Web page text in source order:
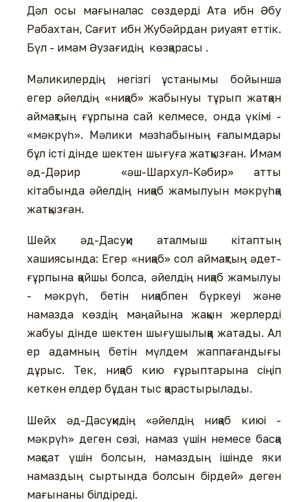
Дәл осы мағыналас сөздерді Ата ибн Әбу
Рабахтан, Сағит ибн Жубәйрдан риуаят еттік.
Бүл - имам Әузағидің көзқарасы .
Мәликилердің негізгі ұстанымы бойынша
егер әйелдің «ниқаб» жабынуы тұрып жатқан
аймақтың ғұрпына сай келмесе, онда үкімі -
«мәкрүһ». Мәлики мәзһабының ғалымдары
бұл істі дінде шектен шығуға жатқызған. Имам
әд-Дәрир «әш-Шархул-Кәбир» атты
кітабында әйелдің ниқаб жамылуын мәкрүһқа
жатқызған.
Шейх әд-Дасуқи аталмыш кітаптың
хашиясында: Егер «ниқаб» сол аймақтың әдет-
ғұрпына қайшы болса, әйелдің ниқаб жамылуы
- мәкрүһ, бетін ниқабпен бүркеуі және
намазда көздің маңайына жақын жерлерді
жабуы дінде шектен шығушылыққа жатады. Ал
ер адамның бетін мүлдем жаппағандығы
дұрыс. Тек, ниқаб кию ғұрыптарына сіңіп
кеткен елдер бұдан тыс қарастырылады.
Шейх әд-Дасуқидің «әйелдің ниқаб киюі -
мәкрүһ» деген сөзі, намаз үшін немесе басқа
мақсат үшін болсын, намаздың ішінде яки
намаздың сыртында болсын бірдей» деген
мағынаны білдіреді.